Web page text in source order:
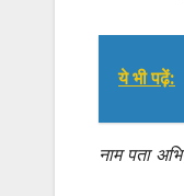
ये भी पढ़ें:
नाम पता